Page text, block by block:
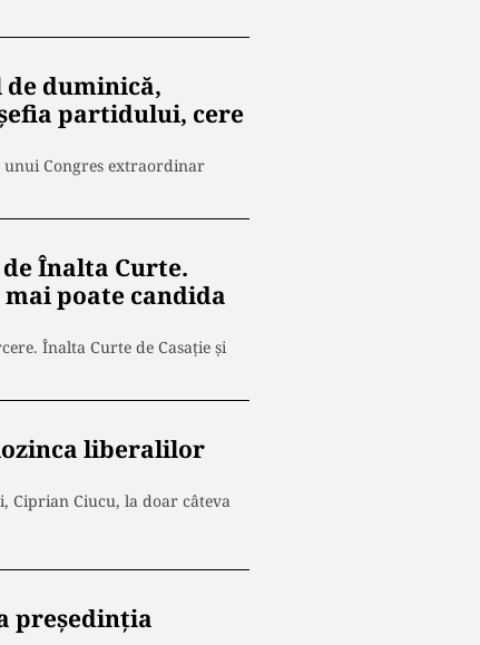
de duminică,
partidului, cere
unui Congres extraordinar
Înalta Curte.
poate candida
Înalta Curte de Casație și
liberalilor
Ciprian Ciucu, la doar câteva
președinția